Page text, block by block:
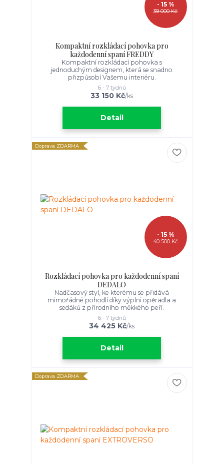
39 000 Kč
- 15 %
Kompaktní rozkládací pohovka pro
každodenní spaní FREDDY
Kompaktní rozkládací pohovka s
jednoduchým designem, která se snadno
přizpůsobí Vašemu interiéru.
33 150 Kč/ks
6 - 7 týdnů
Detail
Doprava ZDARMA
40 500 Kč
- 15 %
Rozkládací pohovka pro každodenní spaní
DEDALO
Nadčasový styl, ke kterému se přidává
mimořádné pohodlí díky výplni opěradla a
sedáků z přírodního měkkého peří.
34 425 Kč/ks
6 - 7 týdnů
Detail
Doprava ZDARMA